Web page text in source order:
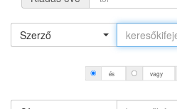
Szerző
és vagy